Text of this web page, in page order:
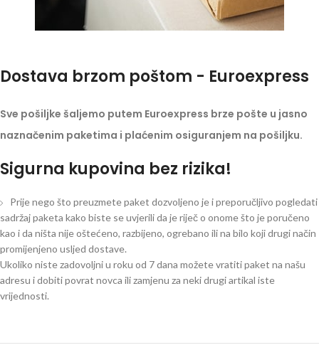
Dostava brzom poštom - Euroexpress
Sve pošiljke šaljemo putem Euroexpress brze pošte u jasno
naznačenim paketima i plaćenim osiguranjem na pošiljku.
Sigurna kupovina bez rizika!
Prije nego što preuzmete paket dozvoljeno je i preporučljivo pogledati
sadržaj paketa kako biste se uvjerili da je riječ o onome što je poručeno
kao i da ništa nije oštećeno, razbijeno, ogrebano ili na bilo koji drugi način
promijenjeno usljed dostave.
Ukoliko niste zadovoljni u roku od 7 dana možete vratiti paket na našu
adresu i dobiti povrat novca ili zamjenu za neki drugi artikal iste
vrijednosti.